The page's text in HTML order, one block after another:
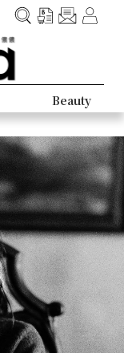
Beauty